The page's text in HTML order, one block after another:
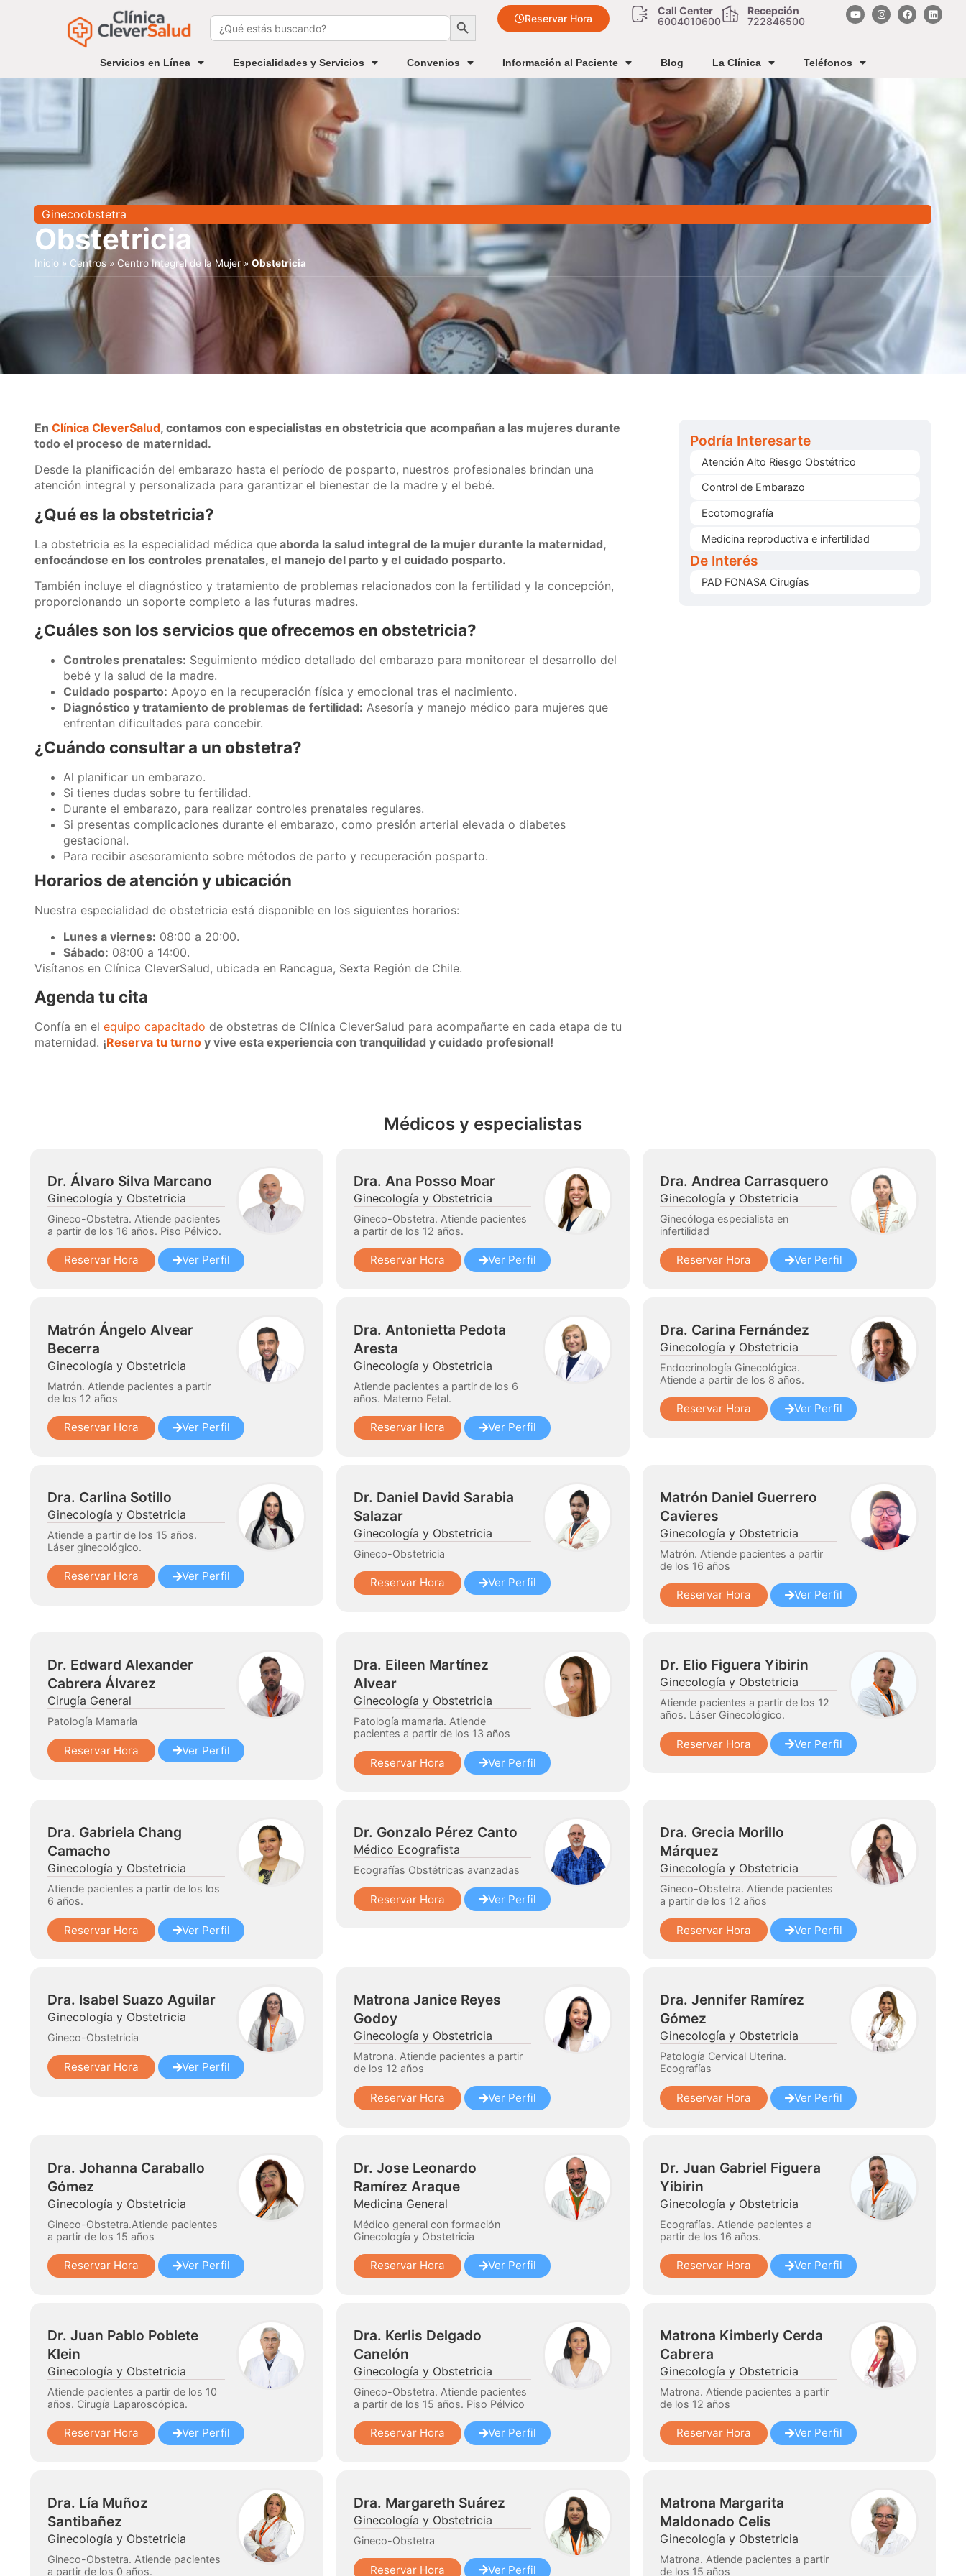
Buscar: Botón de búsquedaReservar Hora
Call Center
6004010600
Recepción
722846500
Servicios en Línea Especialidades y Servicios Convenios Información al Paciente Blog La Clínica Teléfonos
Ginecoobstetra
Obstetricia
Inicio » Centros » Centro Integral de la Mujer » Obstetricia
En Clínica CleverSalud, contamos con especialistas en obstetricia que acompañan a las mujeres durante
todo el proceso de maternidad.
Desde la planificación del embarazo hasta el período de posparto, nuestros profesionales brindan una
atención integral y personalizada para garantizar el bienestar de la madre y el bebé.
¿Qué es la obstetricia?
La obstetricia es la especialidad médica que aborda la salud integral de la mujer durante la maternidad,
enfocándose en los controles prenatales, el manejo del parto y el cuidado posparto.
También incluye el diagnóstico y tratamiento de problemas relacionados con la fertilidad y la concepción,
proporcionando un soporte completo a las futuras madres.
¿Cuáles son los servicios que ofrecemos en obstetricia?
Controles prenatales: Seguimiento médico detallado del embarazo para monitorear el desarrollo del
bebé y la salud de la madre.
Cuidado posparto: Apoyo en la recuperación física y emocional tras el nacimiento.
Diagnóstico y tratamiento de problemas de fertilidad: Asesoría y manejo médico para mujeres que
enfrentan dificultades para concebir.
¿Cuándo consultar a un obstetra?
Al planificar un embarazo.
Si tienes dudas sobre tu fertilidad.
Durante el embarazo, para realizar controles prenatales regulares.
Si presentas complicaciones durante el embarazo, como presión arterial elevada o diabetes
gestacional.
Para recibir asesoramiento sobre métodos de parto y recuperación posparto.
Horarios de atención y ubicación
Nuestra especialidad de obstetricia está disponible en los siguientes horarios:
Lunes a viernes: 08:00 a 20:00.
Sábado: 08:00 a 14:00.
Visítanos en Clínica CleverSalud, ubicada en Rancagua, Sexta Región de Chile.
Agenda tu cita
Confía en el equipo capacitado de obstetras de Clínica CleverSalud para acompañarte en cada etapa de tu
maternidad. ¡Reserva tu turno y vive esta experiencia con tranquilidad y cuidado profesional!
Podría Interesarte
Atención Alto Riesgo Obstétrico
Control de Embarazo
Ecotomografía
Medicina reproductiva e infertilidad
De Interés
PAD FONASA Cirugías
Médicos y especialistas
Dr. Álvaro Silva Marcano
Ginecología y Obstetricia
Gineco-Obstetra. Atiende pacientes
a partir de los 16 años. Piso Pélvico.
Reservar Hora Ver Perfil
Dra. Ana Posso Moar
Ginecología y Obstetricia
Gineco-Obstetra. Atiende pacientes
a partir de los 12 años.
Reservar Hora Ver Perfil
Dra. Andrea Carrasquero
Ginecología y Obstetricia
Ginecóloga especialista en
infertilidad
Reservar Hora Ver Perfil
Matrón Ángelo Alvear
Becerra
Ginecología y Obstetricia
Matrón. Atiende pacientes a partir
de los 12 años
Reservar Hora Ver Perfil
Dra. Antonietta Pedota
Aresta
Ginecología y Obstetricia
Atiende pacientes a partir de los 6
años. Materno Fetal.
Reservar Hora Ver Perfil
Dra. Carina Fernández
Ginecología y Obstetricia
Endocrinología Ginecológica.
Atiende a partir de los 8 años.
Reservar Hora Ver Perfil
Dra. Carlina Sotillo
Ginecología y Obstetricia
Atiende a partir de los 15 años.
Láser ginecológico.
Reservar Hora Ver Perfil
Dr. Daniel David Sarabia
Salazar
Ginecología y Obstetricia
Gineco-Obstetricia
Reservar Hora Ver Perfil
Matrón Daniel Guerrero
Cavieres
Ginecología y Obstetricia
Matrón. Atiende pacientes a partir
de los 16 años
Reservar Hora Ver Perfil
Dr. Edward Alexander
Cabrera Álvarez
Cirugía General
Patología Mamaria
Reservar Hora Ver Perfil
Dra. Eileen Martínez
Alvear
Ginecología y Obstetricia
Patología mamaria. Atiende
pacientes a partir de los 13 años
Reservar Hora Ver Perfil
Dr. Elio Figuera Yibirin
Ginecología y Obstetricia
Atiende pacientes a partir de los 12
años. Láser Ginecológico.
Reservar Hora Ver Perfil
Dra. Gabriela Chang
Camacho
Ginecología y Obstetricia
Atiende pacientes a partir de los los
6 años.
Reservar Hora Ver Perfil
Dr. Gonzalo Pérez Canto
Médico Ecografista
Ecografías Obstétricas avanzadas
Reservar Hora Ver Perfil
Dra. Grecia Morillo
Márquez
Ginecología y Obstetricia
Gineco-Obstetra. Atiende pacientes
a partir de los 12 años
Reservar Hora Ver Perfil
Dra. Isabel Suazo Aguilar
Ginecología y Obstetricia
Gineco-Obstetricia
Reservar Hora Ver Perfil
Matrona Janice Reyes
Godoy
Ginecología y Obstetricia
Matrona. Atiende pacientes a partir
de los 12 años
Reservar Hora Ver Perfil
Dra. Jennifer Ramírez
Gómez
Ginecología y Obstetricia
Patología Cervical Uterina.
Ecografías
Reservar Hora Ver Perfil
Dra. Johanna Caraballo
Gómez
Ginecología y Obstetricia
Gineco-Obstetra.Atiende pacientes
a partir de los 15 años
Reservar Hora Ver Perfil
Dr. Jose Leonardo
Ramírez Araque
Medicina General
Médico general con formación
Ginecología y Obstetricia
Reservar Hora Ver Perfil
Dr. Juan Gabriel Figuera
Yibirin
Ginecología y Obstetricia
Ecografías. Atiende pacientes a
partir de los 16 años.
Reservar Hora Ver Perfil
Dr. Juan Pablo Poblete
Klein
Ginecología y Obstetricia
Atiende pacientes a partir de los 10
años. Cirugía Laparoscópica.
Reservar Hora Ver Perfil
Dra. Kerlis Delgado
Canelón
Ginecología y Obstetricia
Gineco-Obstetra. Atiende pacientes
a partir de los 15 años. Piso Pélvico
Reservar Hora Ver Perfil
Matrona Kimberly Cerda
Cabrera
Ginecología y Obstetricia
Matrona. Atiende pacientes a partir
de los 12 años
Reservar Hora Ver Perfil
Dra. Lía Muñoz
Santibañez
Ginecología y Obstetricia
Gineco-Obstetra. Atiende pacientes
a partir de los 0 años.
Dra. Margareth Suárez
Ginecología y Obstetricia
Gineco-Obstetra
Reservar Hora Ver Perfil
Matrona Margarita
Maldonado Celis
Ginecología y Obstetricia
Matrona. Atiende pacientes a partir
de los 15 años